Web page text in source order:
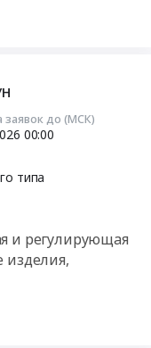
заявок до (МСК)
00:00
и регулирующая
изделия,